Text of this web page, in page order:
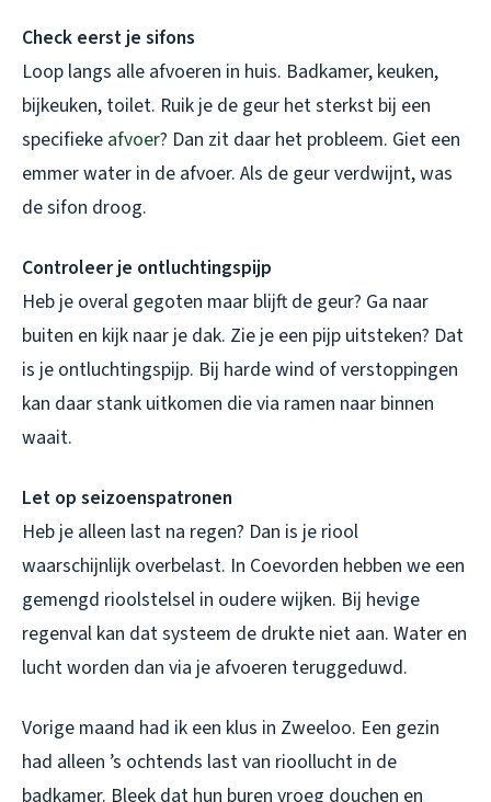
Check eerst je sifons
Loop langs alle afvoeren in huis. Badkamer, keuken,
bijkeuken, toilet. Ruik je de geur het sterkst bij een
specifieke afvoer? Dan zit daar het probleem. Giet een
emmer water in de afvoer. Als de geur verdwijnt, was
de sifon droog.
Controleer je ontluchtingspijp
Heb je overal gegoten maar blijft de geur? Ga naar
buiten en kijk naar je dak. Zie je een pijp uitsteken? Dat
is je ontluchtingspijp. Bij harde wind of verstoppingen
kan daar stank uitkomen die via ramen naar binnen
waait.
Let op seizoenspatronen
Heb je alleen last na regen? Dan is je riool
waarschijnlijk overbelast. In Coevorden hebben we een
gemengd rioolstelsel in oudere wijken. Bij hevige
regenval kan dat systeem de drukte niet aan. Water en
lucht worden dan via je afvoeren teruggeduwd.
Vorige maand had ik een klus in Zweeloo. Een gezin
had alleen ’s ochtends last van rioollucht in de
badkamer. Bleek dat hun buren vroeg douchen en